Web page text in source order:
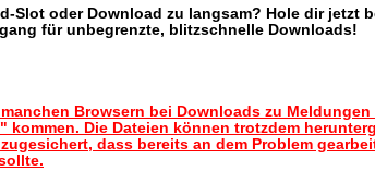
Slot oder Download zu langsam? Hole dir jetzt
für unbegrenzte, blitzschnelle Downloads!
Browsern bei Downloads zu
kommen. Die Dateien können trotzdem
dass bereits an dem Problem